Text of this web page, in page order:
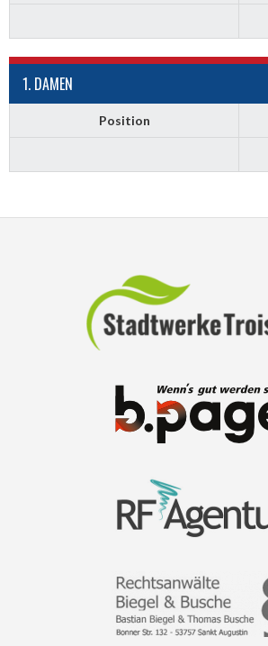
1. DAMEN
Position